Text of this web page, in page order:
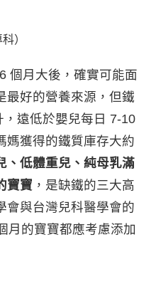
）
個月大後，確實可能面
最好的營養來源，但鐵
遠低於嬰兒每日 7-10
媽獲得的鐵質庫存大約
、低體重兒、純母乳滿
寶寶 ，是缺鐵的三大高
會與台灣兒科醫學會的
月的寶寶都應考慮添加